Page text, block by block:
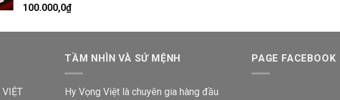
100.000,0₫
VIỆT
TẦM NHÌN VÀ SỨ MỆNH
Hy Vọng Việt là chuyên gia hàng đầu
PAGE FACEBOOK